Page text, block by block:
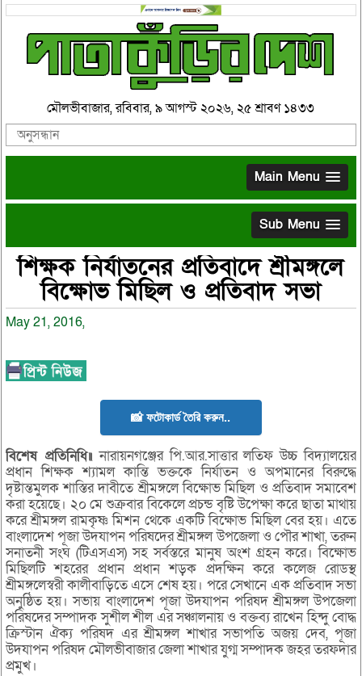
মৌলভীবাজার, রবিবার, ৯ আগস্ট ২০২৬, ২৫ শ্রাবণ ১৪৩৩
Main Menu
Sub Menu
শিক্ষক নির্যাতনের প্রতিবাদে শ্রীমঙ্গলে
বিক্ষোভ মিছিল ও প্রতিবাদ সভা
May 21, 2016,
📸 ফটোকার্ড তৈরি করুন..
বিশেষ প্রতিনিধি॥নারায়নগঞ্জের পি.আর.সাত্তার লতিফ উচ্চ বিদ্যালয়ের
প্রধান শিক্ষক শ্যামল কান্তি ভক্তকে নির্যাতন ও অপমানের বিরুদ্ধে
দৃষ্টান্তমুলক শাস্তির দাবীতে শ্রীমঙ্গলে বিক্ষোভ মিছিল ও প্রতিবাদ সমাবেশ
করা হয়েছে। ২০ মে শুক্রবার বিকেলে প্রচন্ড বৃষ্টি উপেক্ষা করে ছাতা মাথায়
করে শ্রীমঙ্গল রামকৃষ্ণ মিশন থেকে একটি বিক্ষোভ মিছিল বের হয়। এতে
বাংলাদেশ পূজা উদযাপন পরিষদের শ্রীমঙ্গল উপজেলা ও পৌর শাখা, তরুন
সনাতনী সংঘ (টিএসএস) সহ সর্বস্তরে মানুষ অংশ গ্রহন করে। বিক্ষোভ
মিছিলটি শহরের প্রধান প্রধান শড়ক প্রদক্ষিন করে কলেজ রোডস্থ
শ্রীমঙ্গলেস্বরী কালীবাড়িতে এসে শেষ হয়। পরে সেখানে এক প্রতিবাদ সভা
অনুষ্ঠিত হয়। সভায় বাংলাদেশ পূজা উদযাপন পরিষদ শ্রীমঙ্গল উপজেলা
পরিষদের সম্পাদক সুশীল শীল এর সঞ্চালনায় ও বক্তব্য রাখেন হিন্দু বোদ্ধ
ক্রিস্টান ঐক্য পরিষদ এর শ্রীমঙ্গল শাখার সভাপতি অজয় দেব, পূজা
উদযাপন পরিষদ মৌলভীবাজার জেলা শাখার যুগ্ম সম্পাদক জহর তরফদার
প্রমুখ।